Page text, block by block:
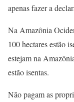
apenas fazer a
Na Amazônia
100 hectares estão
estejam na
estão isentas.
Não pagam as